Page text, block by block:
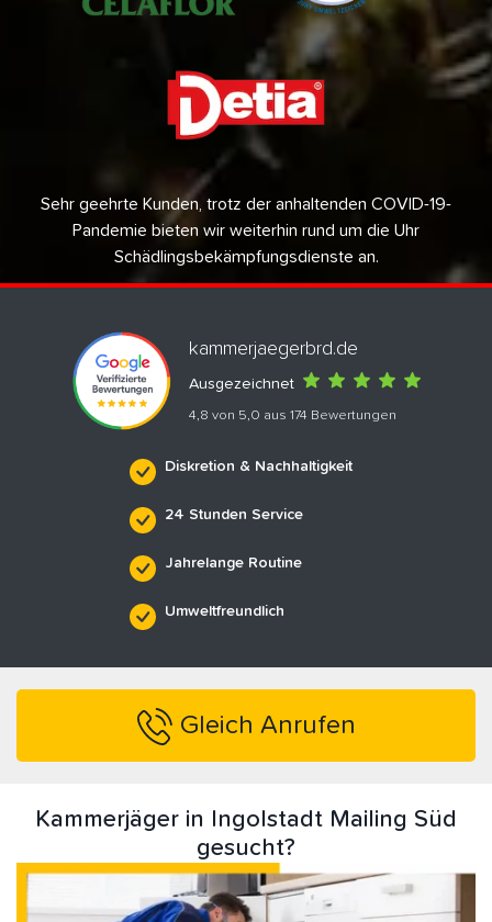
Sehr geehrte Kunden, trotz der anhaltenden COVID-19-
Pandemie bieten wir weiterhin rund um die Uhr
Schädlingsbekämpfungsdienste an.
kammerjaegerbrd.de
Ausgezeichnet
4,8 von 5,0 aus 174 Bewertungen
Diskretion & Nachhaltigkeit
24 Stunden Service
Jahrelange Routine
Umweltfreundlich
Gleich Anrufen
Kammerjäger in Ingolstadt Mailing Süd
gesucht?